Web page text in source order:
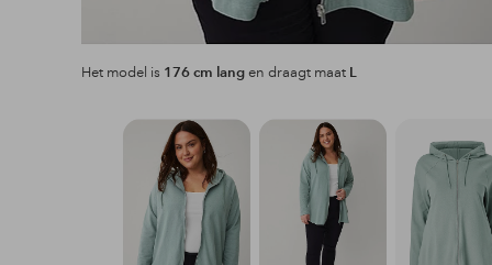
Het model is 176 cm langen draagt maat L